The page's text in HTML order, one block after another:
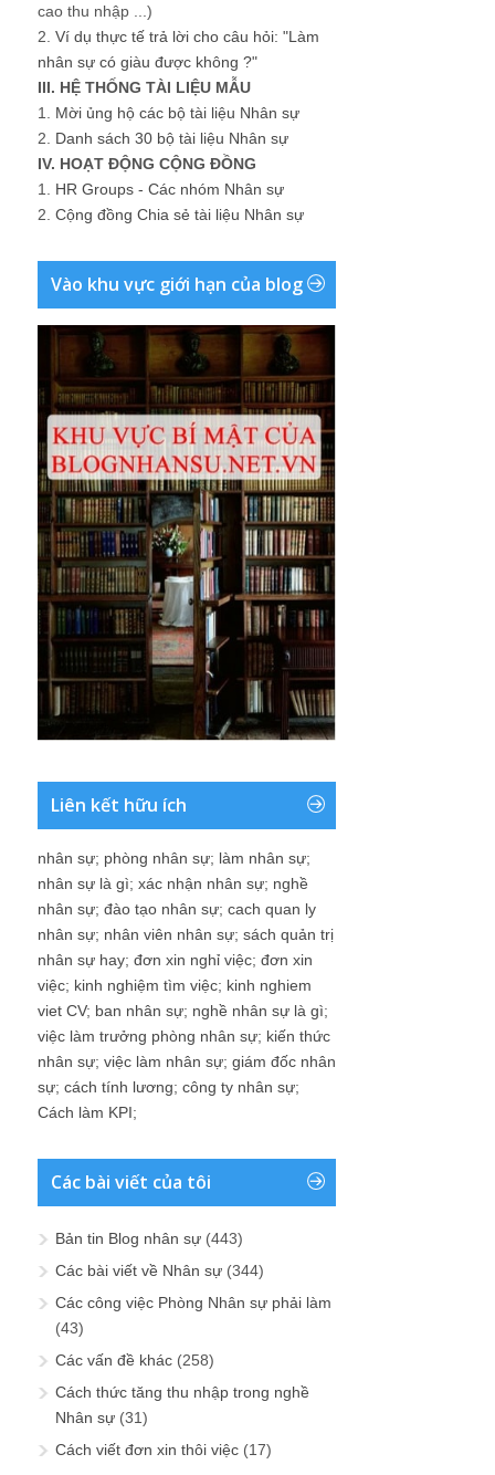
cao thu nhập ...)
2. Ví dụ thực tế trả lời cho câu hỏi: "Làm
nhân sự có giàu được không ?"
III. HỆ THỐNG TÀI LIỆU MẪU
1. Mời ủng hộ các bộ tài liệu Nhân sự
2. Danh sách 30 bộ tài liệu Nhân sự
IV. HOẠT ĐỘNG CỘNG ĐỒNG
1. HR Groups - Các nhóm Nhân sự
2. Cộng đồng Chia sẻ tài liệu Nhân sự
Vào khu vực giới hạn của blog
Liên kết hữu ích
nhân sự; phòng nhân sự; làm nhân sự;
nhân sự là gì; xác nhận nhân sự; nghề
nhân sự; đào tạo nhân sự; cach quan ly
nhân sự; nhân viên nhân sự; sách quản trị
nhân sự hay; đơn xin nghỉ việc; đơn xin
việc; kinh nghiệm tìm việc; kinh nghiem
viet CV; ban nhân sự; nghề nhân sự là gì;
việc làm trưởng phòng nhân sự; kiến thức
nhân sự; việc làm nhân sự; giám đốc nhân
sự; cách tính lương; công ty nhân sự;
Cách làm KPI;
Các bài viết của tôi
Bản tin Blog nhân sự (443)
Các bài viết về Nhân sự (344)
Các công việc Phòng Nhân sự phải làm
(43)
Các vấn đề khác (258)
Cách thức tăng thu nhập trong nghề
Nhân sự (31)
Cách viết đơn xin thôi việc (17)